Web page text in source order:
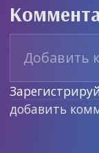
добавить